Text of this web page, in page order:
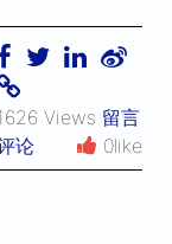
Views 留言
论
0like